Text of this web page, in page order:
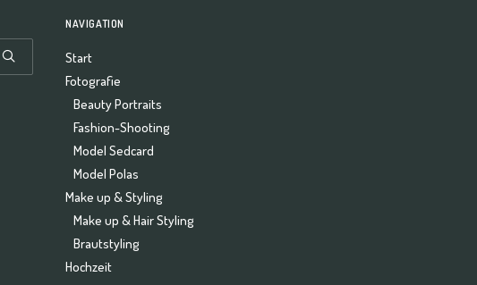
NAVIGATION
Start
Fotografie
Beauty Portraits
Fashion-Shooting
Model Sedcard
Model Polas
Make up & Styling
Make up & Hair Styling
Brautstyling
Hochzeit